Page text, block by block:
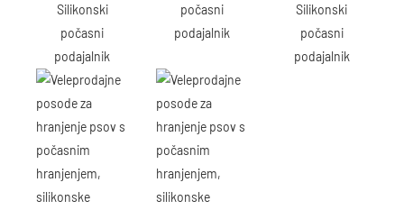
Silikonski
počasni
podajalnik
počasni
podajalnik
Silikonski
počasni
podajalnik